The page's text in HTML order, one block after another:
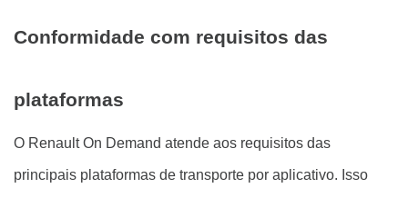
Conformidade com requisitos das
plataformas
O Renault On Demand atende aos requisitos das
principais plataformas de transporte por aplicativo. Isso